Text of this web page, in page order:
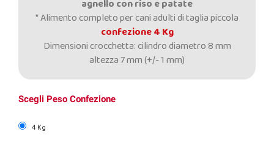
agnello con riso e patate
* Alimento completo per cani adulti di taglia piccola
confezione 4 Kg
Dimensioni crocchetta: cilindro diametro 8 mm
altezza 7 mm (+/- 1 mm)
Scegli Peso Confezione
4 Kg